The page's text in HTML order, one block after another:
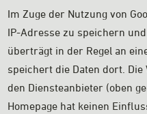
Im Zuge der Nutzung von
IP-Adresse zu speichern
überträgt in der Regel an
speichert die Daten dort.
den Diensteanbieter (oben
Homepage hat keinen